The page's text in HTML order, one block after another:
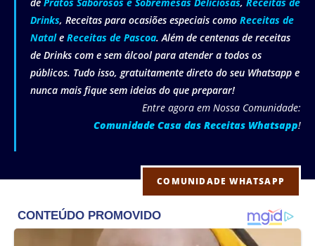
Drinks, Receitas para ocasiões especiais como Receitas de
Natale Receitas de Pascoa. Além de centenas de receitas
de Drinks com e sem álcool para atender a todos os
públicos. Tudo isso, gratuitamente direto do seu Whatsapp e
nunca mais fique sem ideias do que preparar!
Entre agora em Nossa Comunidade:
Comunidade Casa das Receitas Whatsapp!
COMUNIDADE WHATSAPP